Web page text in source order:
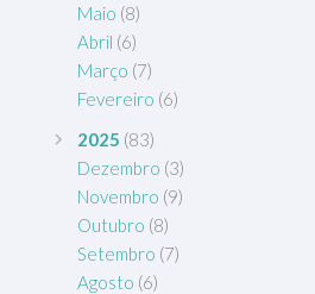
Maio (8)
Abril (6)
Março (7)
Fevereiro (6)
2025 (83)
Dezembro (3)
Novembro (9)
Outubro (8)
Setembro (7)
Agosto (6)